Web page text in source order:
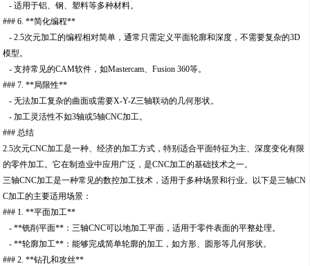
- 适用于铝、钢、塑料等多种材料。
### 6. **简化编程**
- 2.5次元加工的编程相对简单，通常只需定义平面轮廓和深度，不需要复杂的3D
模型。
- 支持常见的CAM软件，如Mastercam、Fusion 360等。
### 7. **局限性**
- 无法加工复杂的曲面或需要X-Y-Z三轴联动的几何形状。
- 加工灵活性不如3轴或5轴CNC加工。
### 总结
2.5次元CNC加工是一种、经济的加工方式，特别适合平面特征为主、深度变化有限
的零件加工。它在制造业中应用广泛，是CNC加工的基础技术之一。
三轴CNC加工是一种常见的数控加工技术，适用于多种场景和行业。以下是三轴CN
C加工的主要适用场景：
### 1. **平面加工**
- **铣削平面**：三轴CNC可以地加工平面，适用于零件表面的平整处理。
- **轮廓加工**：能够完成简单轮廓的加工，如方形、圆形等几何形状。
### 2. **钻孔和攻丝**